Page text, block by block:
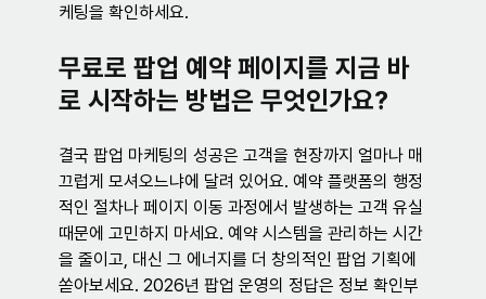
케팅을 확인하세요.
무료로 팝업 예약 페이지를 지금 바
로 시작하는 방법은 무엇인가요?
결국 팝업 마케팅의 성공은 고객을 현장까지 얼마나 매
끄럽게 모셔오느냐에 달려 있어요. 예약 플랫폼의 행정
적인 절차나 페이지 이동 과정에서 발생하는 고객 유실
때문에 고민하지 마세요. 예약 시스템을 관리하는 시간
을 줄이고, 대신 그 에너지를 더 창의적인 팝업 기획에
쏟아보세요. 2026년 팝업 운영의 정답은 정보 확인부